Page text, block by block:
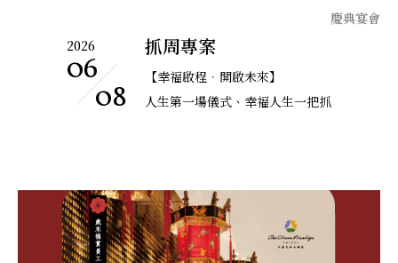
慶典宴會
2026
06
08
抓周專案
【幸福啟程．開啟未來】
人生第一場儀式、幸福人生一把抓